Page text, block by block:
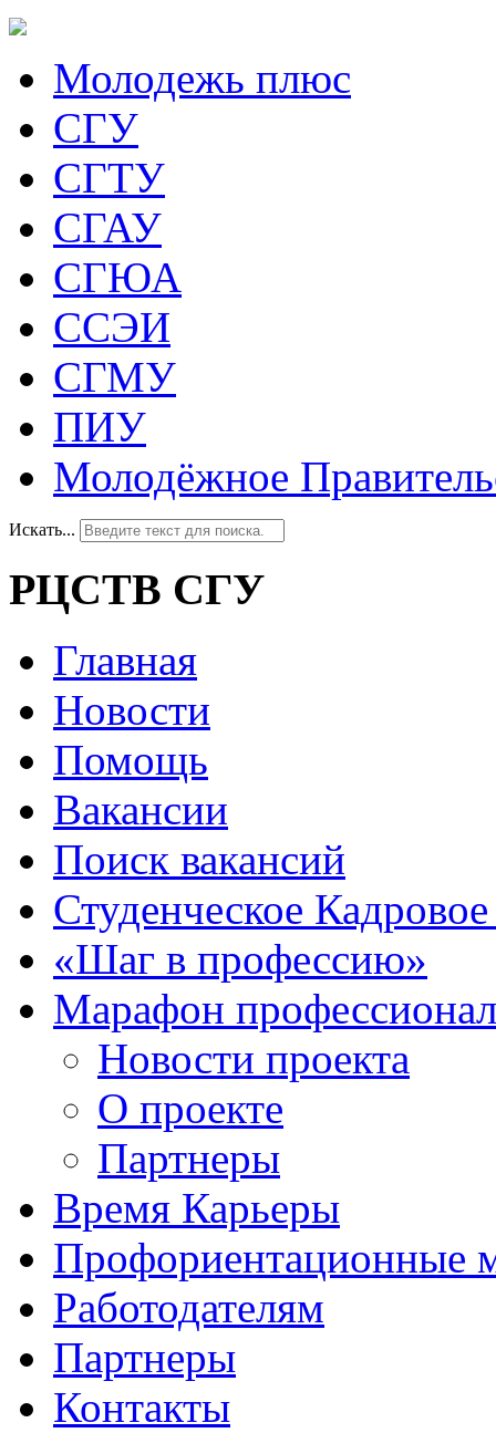
Молодежь плюс
СГУ
СГТУ
СГАУ
СГЮА
ССЭИ
СГМУ
ПИУ
Молодёжное
Искать...
РЦСТВ СГУ
Главная
Новости
Помощь
Вакансии
Поиск вакансий
Студенческое Кадровое
«Шаг в профессию»
Марафон
Новости проекта
О проекте
Партнеры
Время Карьеры
Профориентационные
Работодателям
Партнеры
Контакты